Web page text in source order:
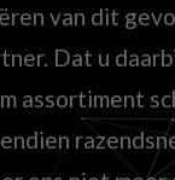
van dit
Dat u
assortiment